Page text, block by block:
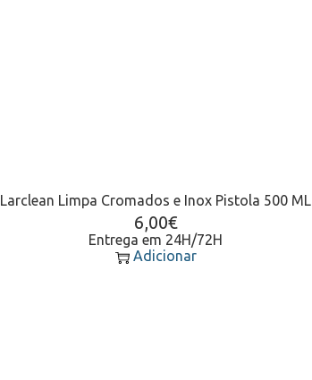
Larclean Limpa Cromados e Inox Pistola 500 ML
6,00€
Entrega em 24H/72H
Adicionar